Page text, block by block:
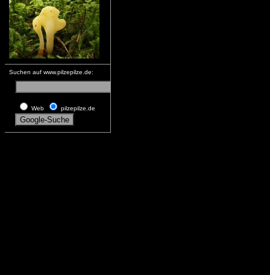
Suchen auf www.pilzepilze.de:
Web pilzepilze.de